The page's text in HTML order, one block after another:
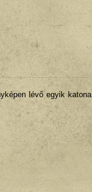
lévő egyik katona